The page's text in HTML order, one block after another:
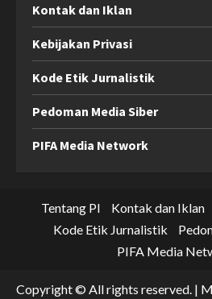
Kontak dan Iklan
Kebijakan Privasi
Kode Etik Jurnalistik
Pedoman Media Siber
PIFA Media Network
Tentang PI Kontak dan Iklan
Kode Etik Jurnalistik
PIFA Media
Copyright © All rights reserved. |